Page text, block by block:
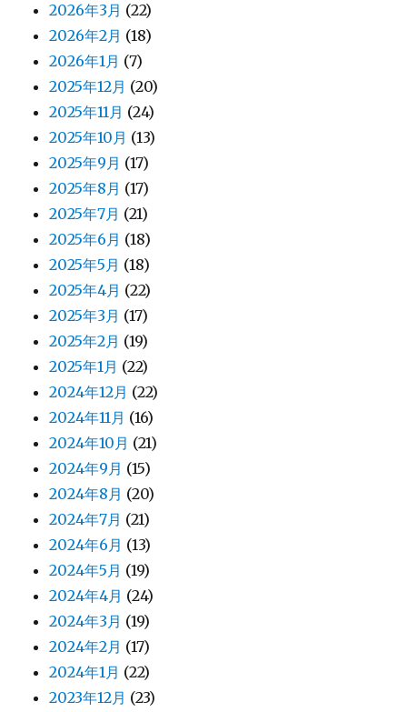
2026年3月 (22)
2026年2月 (18)
2026年1月 (7)
2025年12月 (20)
2025年11月 (24)
2025年10月 (13)
2025年9月 (17)
2025年8月 (17)
2025年7月 (21)
2025年6月 (18)
2025年5月 (18)
2025年4月 (22)
2025年3月 (17)
2025年2月 (19)
2025年1月 (22)
2024年12月 (22)
2024年11月 (16)
2024年10月 (21)
2024年9月 (15)
2024年8月 (20)
2024年7月 (21)
2024年6月 (13)
2024年5月 (19)
2024年4月 (24)
2024年3月 (19)
2024年2月 (17)
2024年1月 (22)
2023年12月 (23)